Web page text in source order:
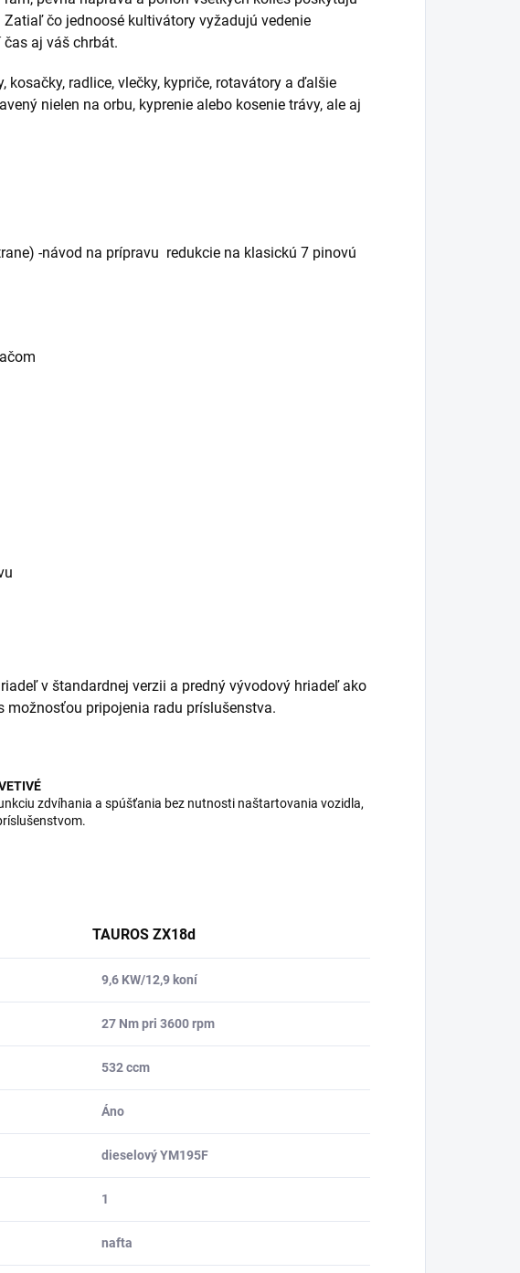
Zatiaľ čo jednoosé kultivátory vyžadujú vedenie
čas aj váš chrbát.
radlice, vlečky, kypriče, rotavátory a ďalšie
nielen na orbu, kyprenie alebo kosenie trávy, ale aj
-návod na prípravu redukcie na klasickú 7 pinovú
v štandardnej verzii a predný vývodový hriadeľ ako
možnosťou pripojenia radu príslušenstva.
zdvíhania a spúšťania bez nutnosti naštartovania vozidla,
TAUROS ZX18d
9,6 KW/12,9 koní
27 Nm pri 3600 rpm
532 ccm
Áno
dieselový YM195F
1
nafta